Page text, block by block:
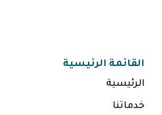
القائمة الرئيسية
الرئيسية
خدماتنا